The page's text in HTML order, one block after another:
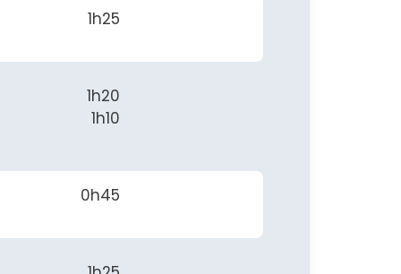
1h25
1h20
1h10
0h45